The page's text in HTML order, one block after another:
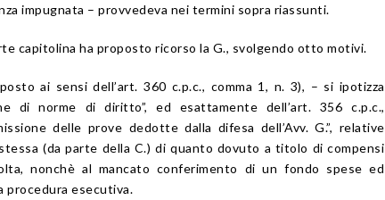
impugnata – provvedeva nei termini sopra riassunti.
capitolina ha proposto ricorso la G., svolgendo otto motivi.
ai sensi dell’art. 360 c.p.c., comma 1, n. 3), – si ipotizza
di norme di diritto”, ed esattamente dell’art. 356 c.p.c.,
delle prove dedotte dalla difesa dell’Avv. G.”, relative
(da parte della C.) di quanto dovuto a titolo di compensi
nonchè al mancato conferimento di un fondo spese ed
procedura esecutiva.